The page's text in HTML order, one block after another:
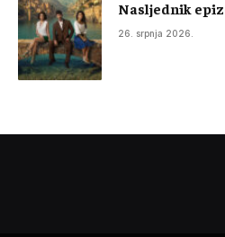
Nasljednik
26. srpnja 2026.